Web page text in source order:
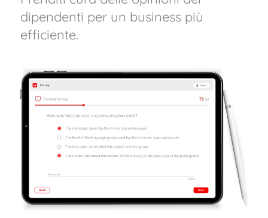
dipendenti per un business più
efficiente.